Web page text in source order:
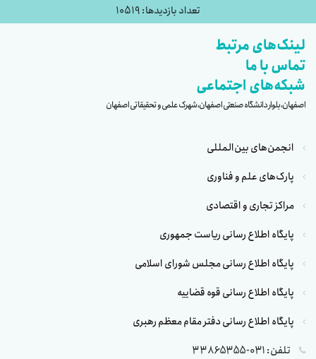
تعداد بازدیدها: 10519
لینک‌های مرتبط
تماس با ما
شبکه‌های اجتماعی
اصفهان، بلوار دانشگاه صنعتی اصفهان، شهرک علمی و تحقیقاتی اصفهان
انجمن‌های بین‌المللی
پارک‌های علم و فناوری
مراکز تجاری و اقتصادی
پایگاه اطلاع رسانی ریاست جمهوری
پایگاه اطلاع رسانی مجلس شورای اسلامی
پایگاه اطلاع رسانی قوه قضاییه
پایگاه اطلاع رسانی دفتر مقام معظم رهبری
تلفن: 031-33865355